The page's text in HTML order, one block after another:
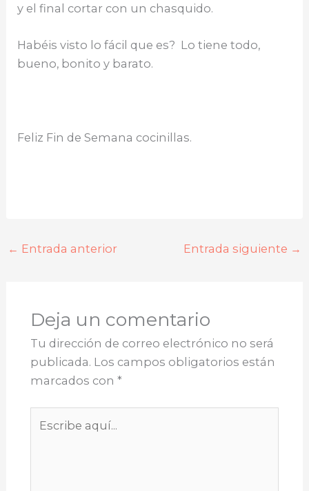
y el final cortar con un chasquido.
Habéis visto lo fácil que es? Lo tiene todo,
bueno, bonito y barato.
Feliz Fin de Semana cocinillas.
← Entrada anterior Entrada siguiente →
Deja un comentario
Tu dirección de correo electrónico no será
publicada. Los campos obligatorios están
marcados con *
aquí...